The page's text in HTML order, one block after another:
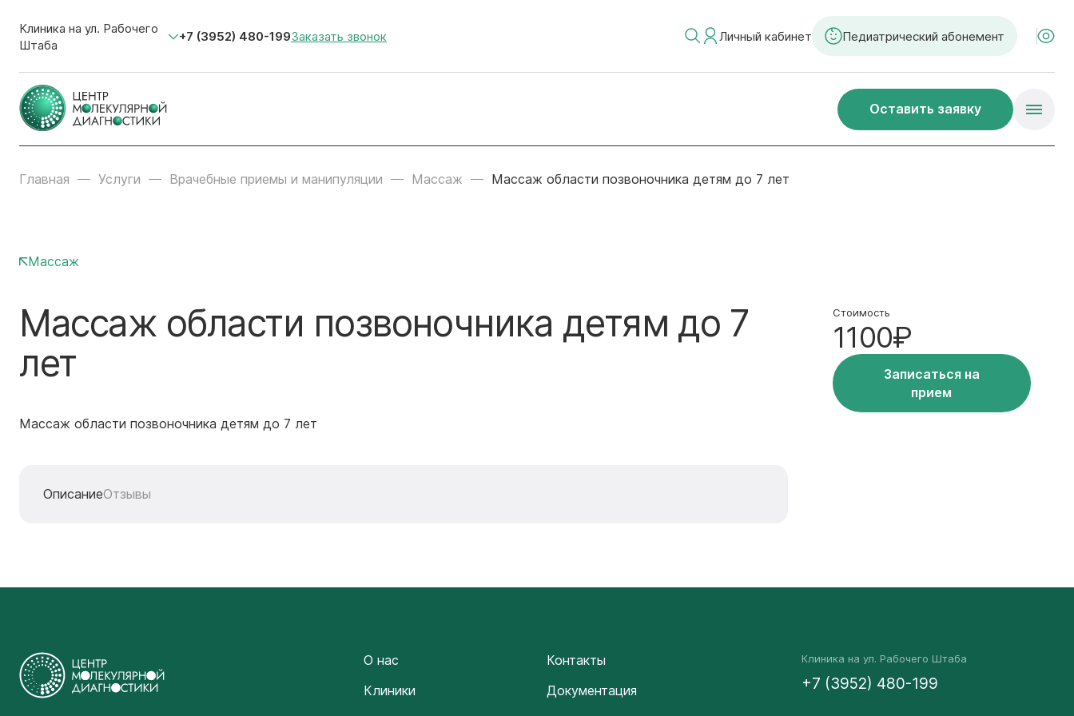
Клиника на ул. Рабочего
Штаба
+7 (3952) 480-199Заказать звонок Личный кабинет Педиатрический абонемент
Оставить заявку
Главная Услуги Врачебные приемы и манипуляции Массаж Массаж области позвоночника детям до 7 лет
Массаж
Массаж области позвоночника детям до 7
лет
Массаж области позвоночника детям до 7 лет
ОписаниеОтзывы
Стоимость
1100₽
Записаться на
прием
О нас
Клиники
Контакты
Документация
Клиника на ул. Рабочего Штаба
+7 (3952) 480-199